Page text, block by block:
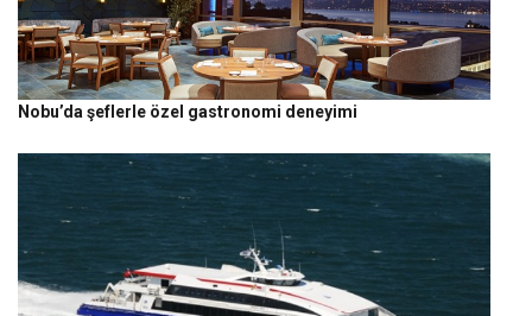
Nobu’da şeflerle özel gastronomi deneyimi